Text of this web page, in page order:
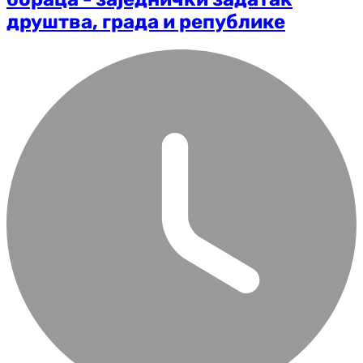
друштва, града и републике